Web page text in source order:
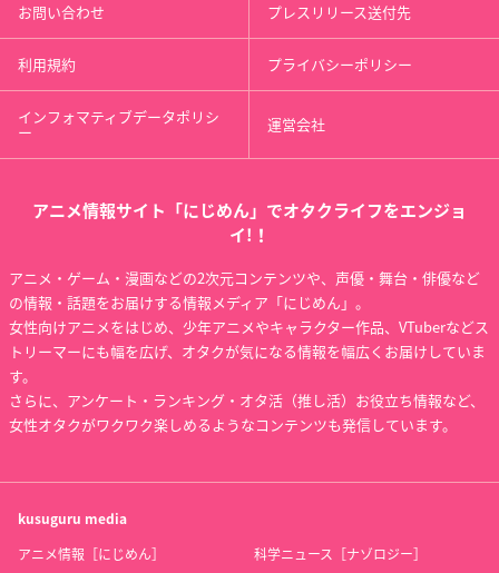
お問い合わせ プレスリリース送付先
利用規約 プライバシーポリシー
インフォマティブデータポリシ
ー 運営会社
アニメ情報サイト「にじめん」でオタクライフをエンジョ
イ!！
アニメ・ゲーム・漫画などの2次元コンテンツや、声優・舞台・俳優など
の情報・話題をお届けする情報メディア「にじめん」。
女性向けアニメをはじめ、少年アニメやキャラクター作品、VTuberなどス
トリーマーにも幅を広げ、オタクが気になる情報を幅広くお届けしていま
す。
さらに、アンケート・ランキング・オタ活（推し活）お役立ち情報など、
女性オタクがワクワク楽しめるようなコンテンツも発信しています。
kusuguru media
アニメ情報［にじめん］
科学ニュース［ナゾロジー］